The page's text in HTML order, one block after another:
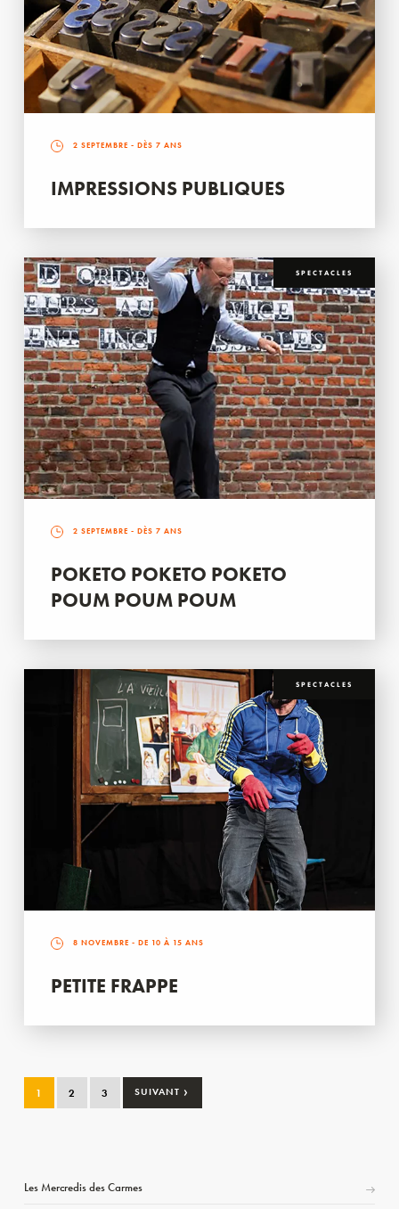
2 SEPTEMBRE - DÈS 7 ANS
IMPRESSIONS PUBLIQUES
SPECTACLES
2 SEPTEMBRE - DÈS 7 ANS
POKETO POKETO POKETO
POUM POUM POUM
SPECTACLES
8 NOVEMBRE - DE 10 À 15 ANS
PETITE FRAPPE
1 2 3 SUIVANT ›
Les Mercredis des Carmes